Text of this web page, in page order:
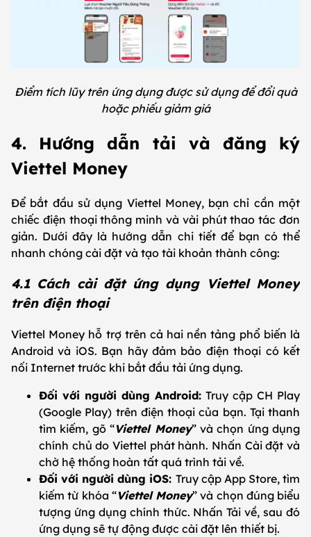
Điểm tích lũy trên ứng dụng được sử dụng để đổi quà
hoặc phiếu giảm giá
4. Hướng dẫn tải và đăng ký
Viettel Money
Để bắt đầu sử dụng Viettel Money, bạn chỉ cần một
chiếc điện thoại thông minh và vài phút thao tác đơn
giản. Dưới đây là hướng dẫn chi tiết để bạn có thể
nhanh chóng cài đặt và tạo tài khoản thành công:
4.1 Cách cài đặt ứng dụng Viettel Money
trên điện thoại
Viettel Money hỗ trợ trên cả hai nền tảng phổ biến là
Android và iOS. Bạn hãy đảm bảo điện thoại có kết
nối Internet trước khi bắt đầu tải ứng dụng.
Đối với người dùng Android: Truy cập CH Play
(Google Play) trên điện thoại của bạn. Tại thanh
tìm kiếm, gõ “Viettel Money” và chọn ứng dụng
chính chủ do Viettel phát hành. Nhấn Cài đặt và
chờ hệ thống hoàn tất quá trình tải về.
Đối với người dùng iOS: Truy cập App Store, tìm
kiếm từ khóa “Viettel Money” và chọn đúng biểu
tượng ứng dụng chính thức. Nhấn Tải về, sau đó
ứng dụng sẽ tự động được cài đặt lên thiết bị.